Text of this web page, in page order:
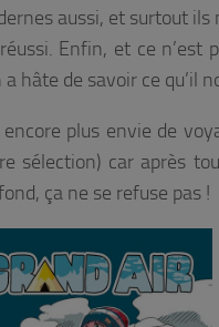
aussi, et surtout
Enfin, et ce
hâte de savoir ce qu’il
plus envie de
sélection) car après
ça ne se refuse pas !